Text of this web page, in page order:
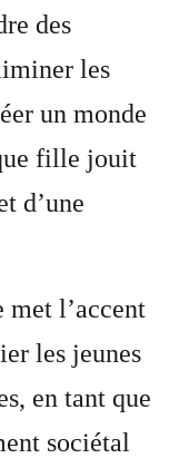
des
les
un monde
fille jouit
d’une
met l’accent
les jeunes
en tant que
sociétal